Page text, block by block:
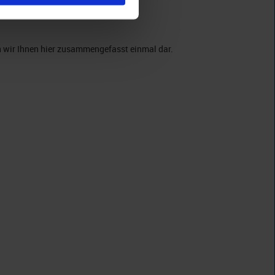
Ihnen hier zusammengefasst einmal dar.